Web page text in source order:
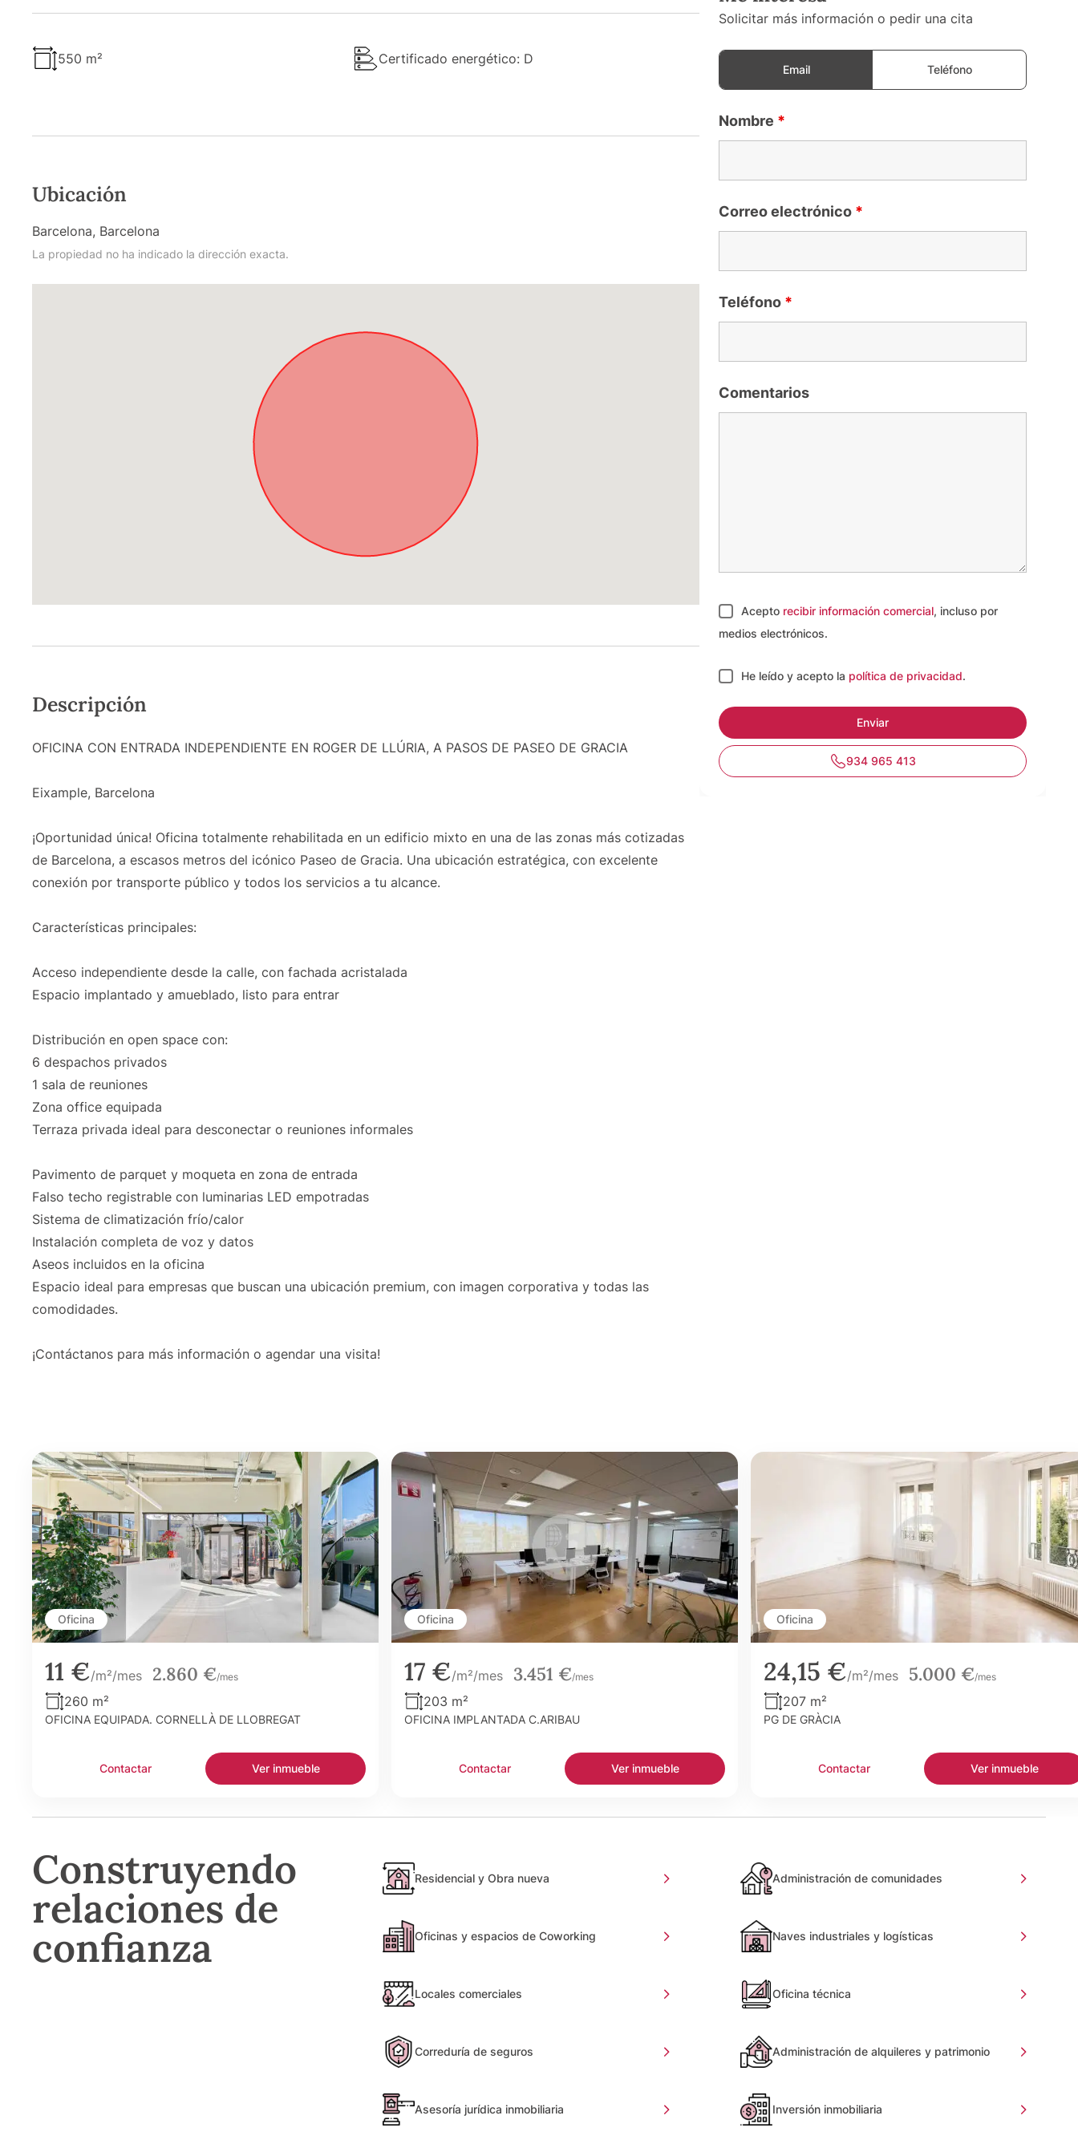
550 m² Certificado energético: D
Ubicación
Barcelona, Barcelona
La propiedad no ha indicado la dirección exacta.
Descripción
OFICINA CON ENTRADA INDEPENDIENTE EN ROGER DE LLÚRIA, A PASOS DE PASEO DE GRACIA
Eixample, Barcelona
¡Oportunidad única! Oficina totalmente rehabilitada en un edificio mixto en una de las zonas más cotizadas
de Barcelona, a escasos metros del icónico Paseo de Gracia. Una ubicación estratégica, con excelente
conexión por transporte público y todos los servicios a tu alcance.
Características principales:
Acceso independiente desde la calle, con fachada acristalada
Espacio implantado y amueblado, listo para entrar
Distribución en open space con:
6 despachos privados
1 sala de reuniones
Zona office equipada
Terraza privada ideal para desconectar o reuniones informales
Pavimento de parquet y moqueta en zona de entrada
Falso techo registrable con luminarias LED empotradas
Sistema de climatización frío/calor
Instalación completa de voz y datos
Aseos incluidos en la oficina
Espacio ideal para empresas que buscan una ubicación premium, con imagen corporativa y todas las
comodidades.
¡Contáctanos para más información o agendar una visita!
Solicitar más información o pedir una cita
Email Teléfono
Nombre *
Correo electrónico *
Teléfono *
Comentarios
Acepto recibir información comercial, incluso por
medios electrónicos.
He leído y acepto la política de privacidad.
934 965 413
Oficina
11 €/m²/mes 2.860 €/mes
260 m²
OFICINA EQUIPADA. CORNELLÀ DE LLOBREGAT
Contactar Ver inmueble
Oficina
17 €/m²/mes 3.451 €/mes
203 m²
OFICINA IMPLANTADA C.ARIBAU
Contactar Ver inmueble
Oficina
24,15 €/m²/mes 5.000 €/mes
207 m²
PG DE GRÀCIA
Contactar Ver inmueble
Construyendo
relaciones de
confianza
Residencial y Obra nueva Administración de comunidades
Oficinas y espacios de Coworking Naves industriales y logísticas
Locales comerciales Oficina técnica
Correduría de seguros Administración de alquileres y patrimonio
Asesoría jurídica inmobiliaria Inversión inmobiliaria